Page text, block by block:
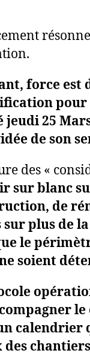
force est
jeudi 25
de son
des «
sur blanc
de
sur plus de
le
soient
le
calendrier